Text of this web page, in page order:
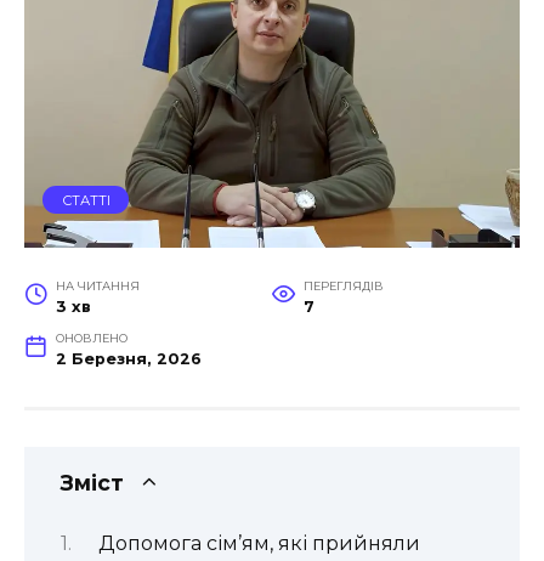
СТАТТІ
НА ЧИТАННЯ
3 хв
ПЕРЕГЛЯДІВ
7
ОНОВЛЕНО
2 Березня, 2026
Зміст
Допомога сім’ям, які прийняли